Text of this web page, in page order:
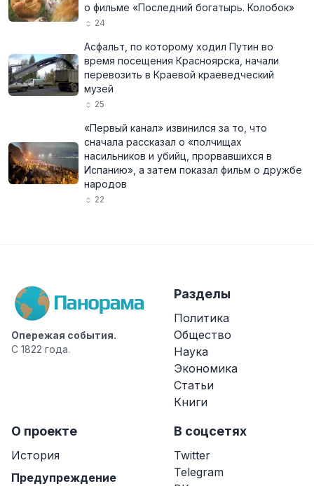
о фильме «Последний богатырь. Колобок»
24
Асфальт, по которому ходил Путин во
время посещения Красноярска, начали
перевозить в Краевой краеведческий
музей
25
«Первый канал» извинился за то, что
сначала рассказал о «полчищах
насильников и убийц, прорвавшихся в
Испанию», а затем показал фильм о дружбе
народов
22
Опережая события.
С 1822 года.
Разделы
Политика
Общество
Наука
Экономика
Статьи
Книги
О проекте
История
Предупреждение
В соцсетях
Twitter
Telegram